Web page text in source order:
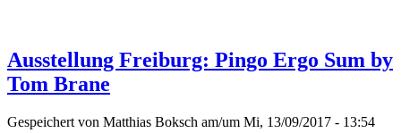
Ausstellung Freiburg: Pingo Ergo Sum by
Tom Brane
Gespeichert von Matthias Boksch am/um Mi, 13/09/2017 - 13:54